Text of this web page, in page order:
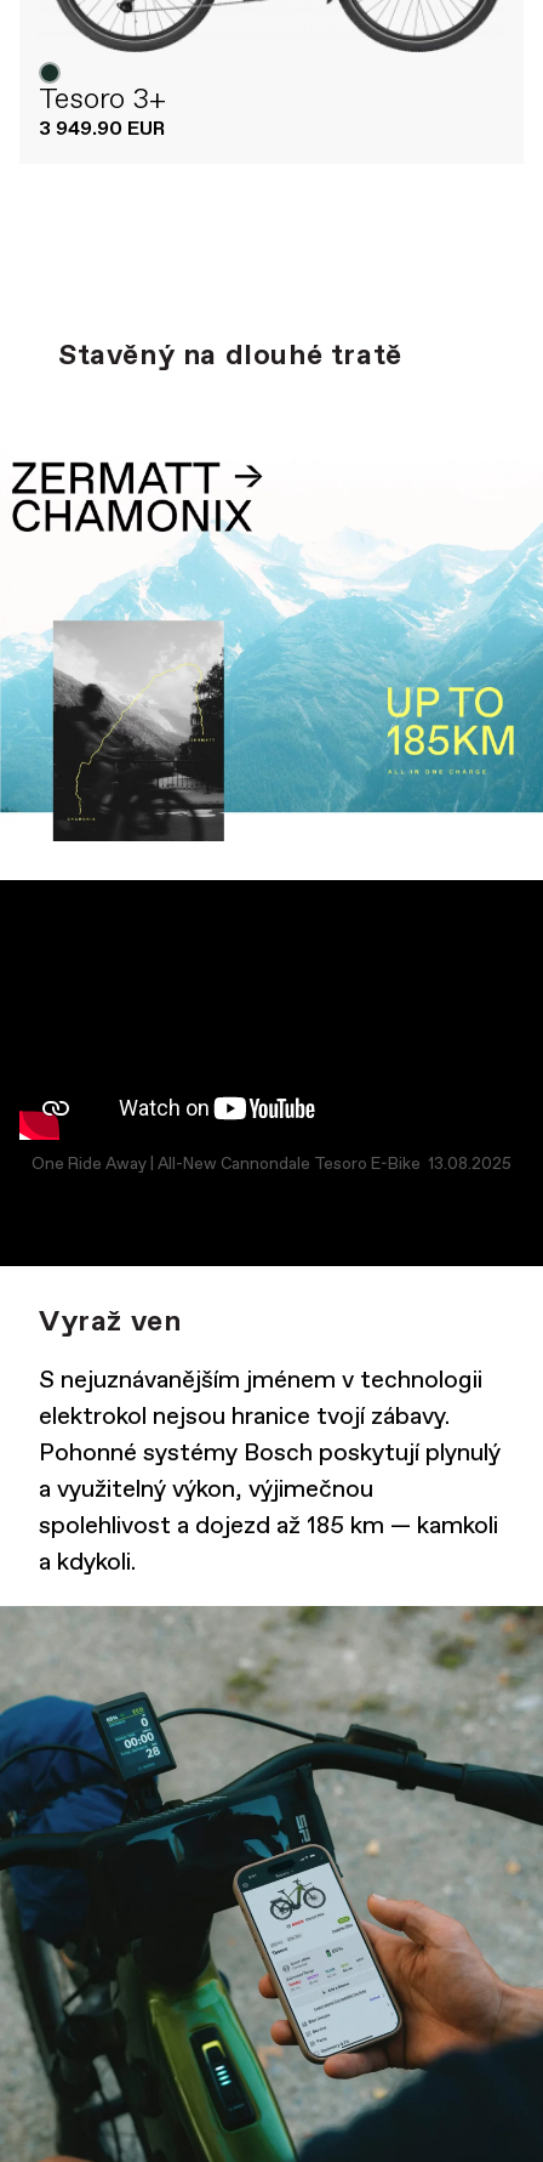
Tesoro 3+
3 949.90 EUR
Stavěný na dlouhé tratě
One Ride Away | All-New Cannondale Tesoro E-Bike​ 13.08.2025
Vyraž ven
S nejuznávanějším jménem v technologii
elektrokol nejsou hranice tvojí zábavy.
Pohonné systémy Bosch poskytují plynulý
a využitelný výkon, výjimečnou
spolehlivost a dojezd až 185 km — kamkoli
a kdykoli.